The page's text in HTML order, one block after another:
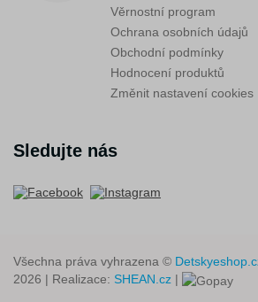
Věrnostní program
Ochrana osobních údajů
Obchodní podmínky
Hodnocení produktů
Změnit nastavení cookies
Sledujte nás
Všechna práva vyhrazena ©
2026 | Realizace: SHEAN.cz |